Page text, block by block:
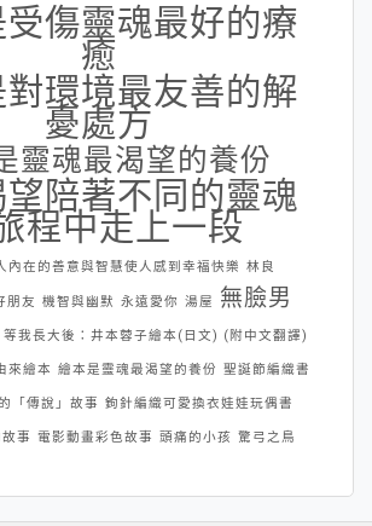
傷靈魂最好的療
癒
環境最友善的解
憂處方
靈魂最渴望的養份
陪著不同的靈魂
程中走上一段
內在的善意與智慧使人感到幸福快樂 林良
朋友 機智與幽默 永遠愛你 湯屋 無臉男
等我長大後：井本蓉子繪本(日文) (附中文翻譯)
來繪本 繪本是靈魂最渴望的養份 聖誕節編織書
「傳說」故事 鉤針編織可愛換衣娃娃玩偶書
事 電影動畫彩色故事 頭痛的小孩 驚弓之鳥